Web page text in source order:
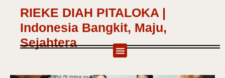
RIEKE DIAH PITALOKA |
Indonesia Bangkit, Maju,
Sejahtera